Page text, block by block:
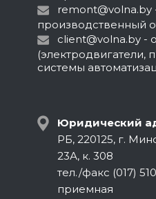
remont@volna.by
производственный
client@volna.by -
системы
Юридический
РБ, 220125, г.
23А, к. 308
тел./факс (017)
приемная